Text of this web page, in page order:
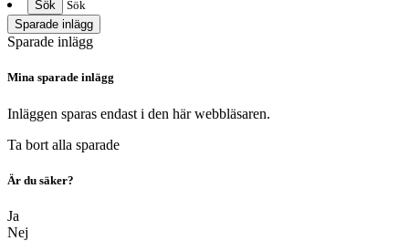
Sök
Sök
Sparade inlägg
Sparade inlägg
Mina sparade inlägg
Inläggen sparas endast i den här webbläsaren.
Ta bort alla sparade
Är du säker?
Ja
Nej